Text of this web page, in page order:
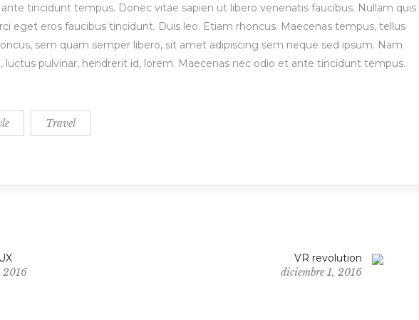
tincidunt tempus. Donec vitae sapien ut libero venenatis faucibus. Nullam quis
eget eros faucibus tincidunt. Duis leo. Etiam rhoncus. Maecenas tempus, tellus
sem quam semper libero, sit amet adipiscing sem neque sed ipsum. Nam
luctus pulvinar, hendrerit id, lorem. Maecenas nec odio et ante tincidunt tempus.
Travel
2016
VR revolution
diciembre 1, 2016